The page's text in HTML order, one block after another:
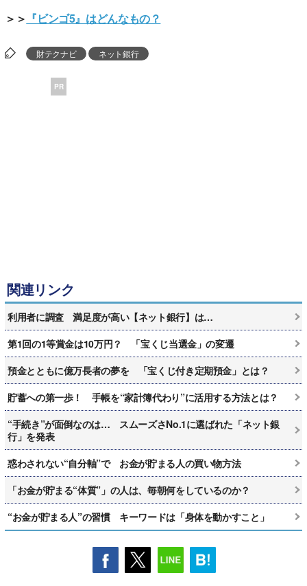
＞＞ 『ビンゴ5』はどんなもの？
財テクナビ ネット銀行
PR
関連リンク
利用者に調査 満足度が高い【ネット銀行】は…
第1回の1等賞金は10万円？ 「宝くじ当選金」の変遷
預金とともに億万長者の夢を 「宝くじ付き定期預金」とは？
貯蓄への第一歩！ 手帳を“家計簿代わり”に活用する方法とは？
“手続き”が面倒なのは… スムーズさNo.1に選ばれた「ネット銀
行」を発表
惑わされない“自分軸”で お金が貯まる人の買い物方法
「お金が貯まる“体質”」の人は、毎朝何をしているのか？
“お金が貯まる人”の習慣 キーワードは「身体を動かすこと」